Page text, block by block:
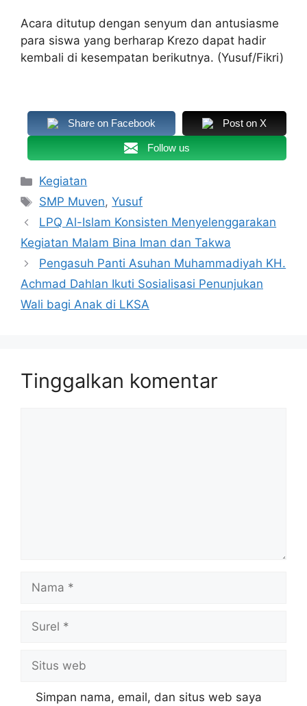
Acara ditutup dengan senyum dan antusiasme
para siswa yang berharap Krezo dapat hadir
kembali di kesempatan berikutnya. (Yusuf/Fikri)
Share on Facebook Post on X
Follow us
Kategori
Kegiatan
Tag
SMP Muven,Yusuf
LPQ Al-Islam Konsisten Menyelenggarakan
Kegiatan Malam Bina Iman dan Takwa
Pengasuh Panti Asuhan Muhammadiyah KH.
Achmad Dahlan Ikuti Sosialisasi Penunjukan
Wali bagi Anak di LKSA
Tinggalkan komentar
Nama
Surel
Situs
web
Simpan nama, email, dan situs web saya